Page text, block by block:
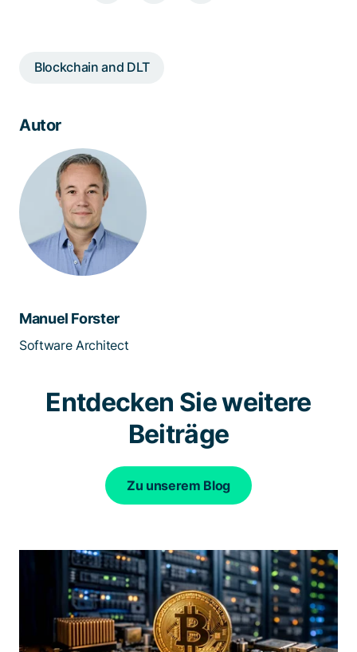
Blockchain and DLT
Autor
Manuel Forster
Software Architect
Entdecken Sie weitere
Beiträge
Zu unserem Blog